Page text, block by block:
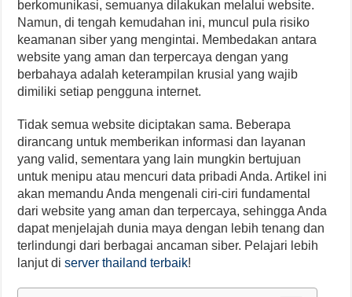
berkomunikasi, semuanya dilakukan melalui website.
Namun, di tengah kemudahan ini, muncul pula risiko
keamanan siber yang mengintai. Membedakan antara
website yang aman dan terpercaya dengan yang
berbahaya adalah keterampilan krusial yang wajib
dimiliki setiap pengguna internet.
Tidak semua website diciptakan sama. Beberapa
dirancang untuk memberikan informasi dan layanan
yang valid, sementara yang lain mungkin bertujuan
untuk menipu atau mencuri data pribadi Anda. Artikel ini
akan memandu Anda mengenali ciri-ciri fundamental
dari website yang aman dan terpercaya, sehingga Anda
dapat menjelajah dunia maya dengan lebih tenang dan
terlindungi dari berbagai ancaman siber. Pelajari lebih
lanjut diserver thailand terbaik!